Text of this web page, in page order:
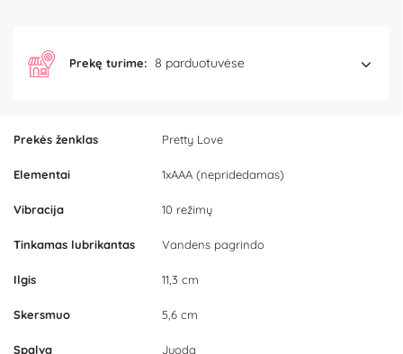
Prekės ženklas Pretty Love
Elementai 1xAAA (nepridedamas)
Vibracija 10 režimų
Tinkamas lubrikantas Vandens pagrindo
Ilgis 11,3 cm
Skersmuo 5,6 cm
Spalva Juoda
Prekę turime: 8 parduotuvėse